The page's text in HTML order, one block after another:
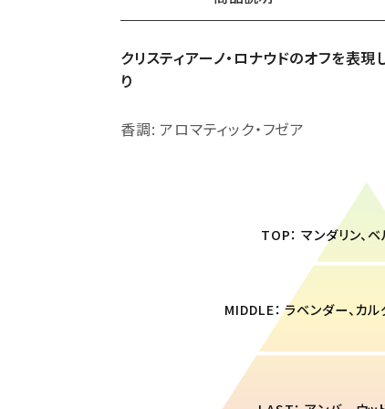
クリスティアーノ・ロナウドのオフを表
り
香調: アロマティック・フゼア
TOP： マンダリン、
MIDDLE： ラベンダー、カ